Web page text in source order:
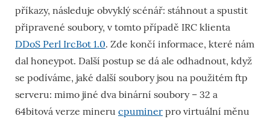
příkazy, následuje obvyklý scénář: stáhnout a spustit
připravené soubory, v tomto případě IRC klienta
DDoS Perl IrcBot 1.0. Zde končí informace, které nám
dal honeypot. Další postup se dá ale odhadnout, když
se podíváme, jaké další soubory jsou na použitém ftp
serveru: mimo jiné dva binární soubory – 32 a
64bitová verze mineru cpuminer pro virtuální měnu